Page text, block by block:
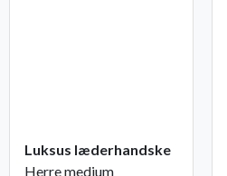
Luksus læderhandske
Herre medium